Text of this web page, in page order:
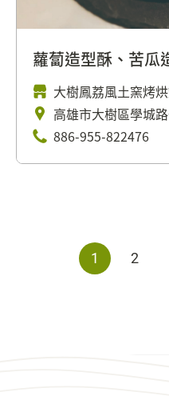
蘿蔔造型酥、苦瓜
大樹鳳荔風土窯烤
高雄市大樹區學城
886-955-822476
1 2